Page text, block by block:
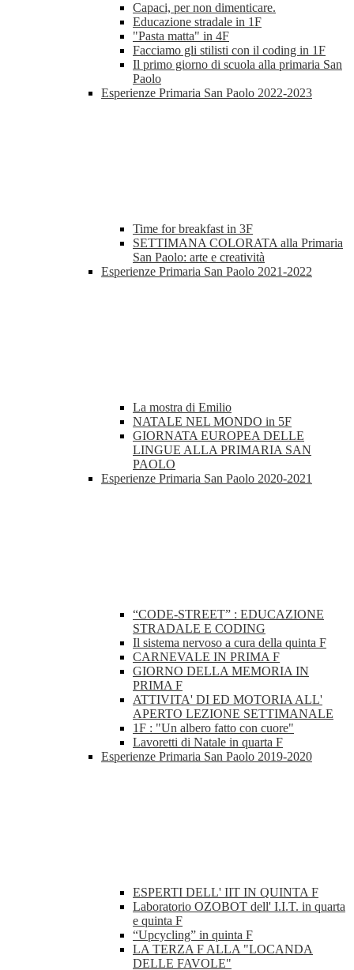
Capaci, per non dimenticare.
Educazione stradale in 1F
"Pasta matta" in 4F
Facciamo gli stilisti con il coding in 1F
Il primo giorno di scuola alla primaria San
Paolo
Esperienze Primaria San Paolo 2022-2023
Time for breakfast in 3F
SETTIMANA COLORATA alla Primaria
San Paolo: arte e creatività
Esperienze Primaria San Paolo 2021-2022
La mostra di Emilio
NATALE NEL MONDO in 5F
GIORNATA EUROPEA DELLE
LINGUE ALLA PRIMARIA SAN
PAOLO
Esperienze Primaria San Paolo 2020-2021
“CODE-STREET” : EDUCAZIONE
STRADALE E CODING
Il sistema nervoso a cura della quinta F
CARNEVALE IN PRIMA F
GIORNO DELLA MEMORIA IN
PRIMA F
ATTIVITA' DI ED MOTORIA ALL'
APERTO LEZIONE SETTIMANALE
1F : "Un albero fatto con cuore"
Lavoretti di Natale in quarta F
Esperienze Primaria San Paolo 2019-2020
ESPERTI DELL' IIT IN QUINTA F
Laboratorio OZOBOT dell' I.I.T. in quarta
e quinta F
“Upcycling” in quinta F
LA TERZA F ALLA "LOCANDA
DELLE FAVOLE"